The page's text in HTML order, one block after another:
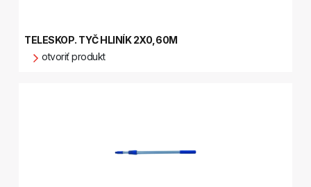
TELESKOP. TYČ HLINÍK 2X0,60M
otvoriť produkt